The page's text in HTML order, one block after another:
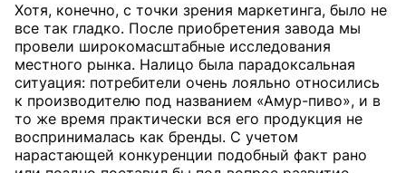
Хотя, конечно, с точки зрения маркетинга, было не
все так гладко. После приобретения завода мы
провели широкомасштабные исследования
местного рынка. Налицо была парадоксальная
ситуация: потребители очень лояльно относились
к производителю под названием «Амур-пиво», и в
то же время практически вся его продукция не
воспринималась как бренды. С учетом
нарастающей конкуренции подобный факт рано